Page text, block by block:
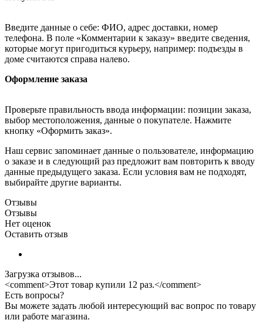
Введите данные о себе: ФИО, адрес доставки, номер
телефона. В поле «Комментарии к заказу» введите сведения,
которые могут пригодиться курьеру, например: подъезды в
доме считаются справа налево.
Оформление заказа
Проверьте правильность ввода информации: позиции заказа,
выбор местоположения, данные о покупателе. Нажмите
кнопку «Оформить заказ».
Наш сервис запоминает данные о пользователе, информацию
о заказе и в следующий раз предложит вам повторить к вводу
данные предыдущего заказа. Если условия вам не подходят,
выбирайте другие варианты.
Отзывы
Отзывы
Нет оценок
Оставить отзыв
Загрузка отзывов...
<comment>Этот товар купили 12 раз.</comment>
Есть вопросы?
Вы можете задать любой интересующий вас вопрос по товару
или работе магазина.